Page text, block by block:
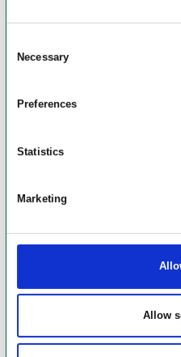
Selection
Necessary
Preferences
Statistics
Marketing
Allow
Byggeriets
Ørestad Skøjtehal anses for